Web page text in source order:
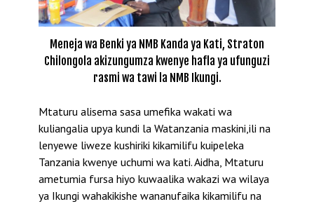
Meneja wa Benki ya NMB Kanda ya Kati, Straton
Chilongola akizungumza kwenye hafla ya ufunguzi
rasmi wa tawi la NMB Ikungi.
Mtaturu alisema sasa umefika wakati wa
kuliangalia upya kundi la Watanzania maskini,ili na
lenyewe liweze kushiriki kikamilifu kuipeleka
Tanzania kwenye uchumi wa kati. Aidha, Mtaturu
ametumia fursa hiyo kuwaalika wakazi wa wilaya
ya Ikungi wahakikishe wananufaika kikamilifu na